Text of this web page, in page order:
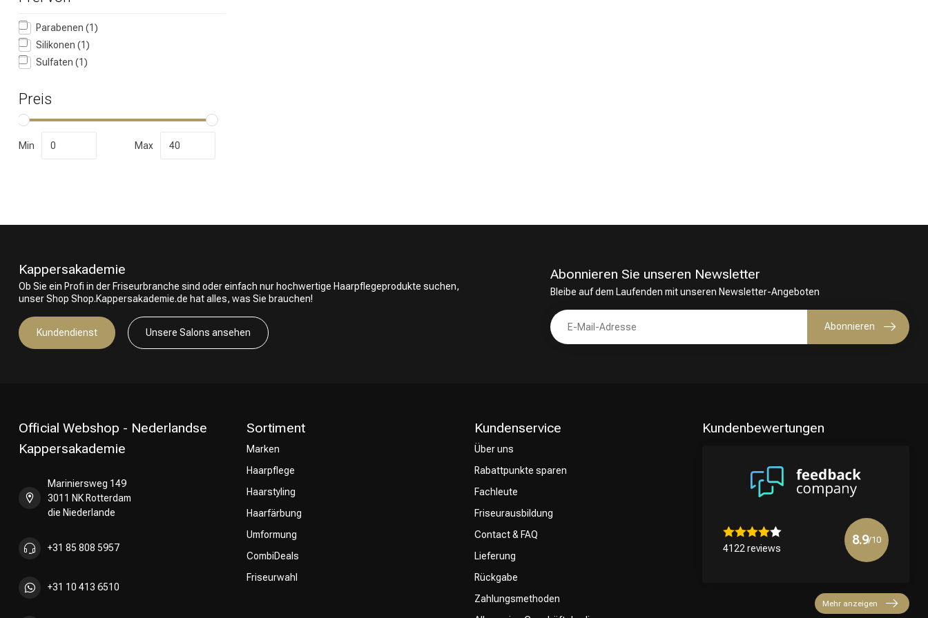
Parabenen (1)
Silikonen (1)
Sulfaten (1)
Preis
Min Max
Kappersakademie
Ob Sie ein Profi in der Friseurbranche sind oder einfach nur hochwertige Haarpflegeprodukte suchen,
unser Shop Shop.Kappersakademie.de hat alles, was Sie brauchen!
Kundendienst Unsere Salons ansehen
Abonnieren Sie unseren Newsletter
Bleibe auf dem Laufenden mit unseren Newsletter-Angeboten
Abonnieren
Official Webshop - Nederlandse
Kappersakademie
Mariniersweg 149
3011 NK Rotterdam
die Niederlande
+31 85 808 5957
+31 10 413 6510
Sortiment
Marken
Haarpflege
Haarstyling
Haarfärbung
Umformung
CombiDeals
Friseurwahl
Kundenservice
Über uns
Rabattpunkte sparen
Fachleute
Friseurausbildung
Contact & FAQ
Lieferung
Rückgabe
Zahlungsmethoden
Kundenbewertungen
4122 reviews
8.9/10
Mehr anzeigen